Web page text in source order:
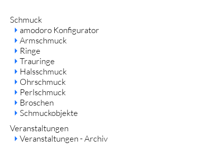
Navigation
überspringen
Schmuck
amodoro Konfigurator
Armschmuck
Ringe
Trauringe
Halsschmuck
Ohrschmuck
Perlschmuck
Broschen
Schmuckobjekte
Veranstaltungen
Veranstaltungen - Archiv